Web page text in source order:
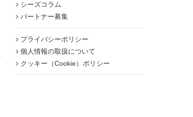
シーズコラム
パートナー募集
プライバシーポリシー
個人情報の取扱について
クッキー（Cookie）ポリシー